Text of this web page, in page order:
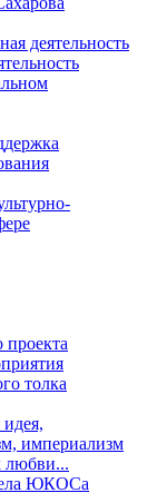
деятельность
толка
империализм
любви...
ЮКОСа